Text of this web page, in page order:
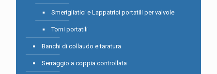
Smerigliatici e Lappatrici portatili per valvole
Torni portatili
Banchi di collaudo e taratura
Serraggio a coppia controllata